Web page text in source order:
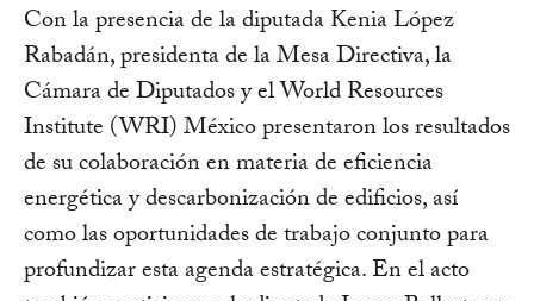
Con la presencia de la diputada Kenia López
Rabadán, presidenta de la Mesa Directiva, la
Cámara de Diputados y el World Resources
Institute (WRI) México presentaron los resultados
de su colaboración en materia de eficiencia
energética y descarbonización de edificios, así
como las oportunidades de trabajo conjunto para
profundizar esta agenda estratégica. En el acto